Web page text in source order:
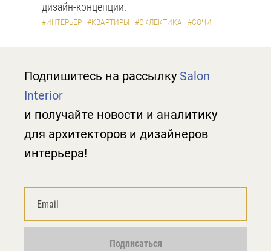
дизайн-концепции.
#ИНТЕРЬЕР #КВАРТИРЫ #ЭКЛЕКТИКА #СОЧИ
Подпишитесь на рассылку Salon
Interior
и получайте новости и аналитику
для архитекторов и дизайнеров
интерьера!
Подписаться